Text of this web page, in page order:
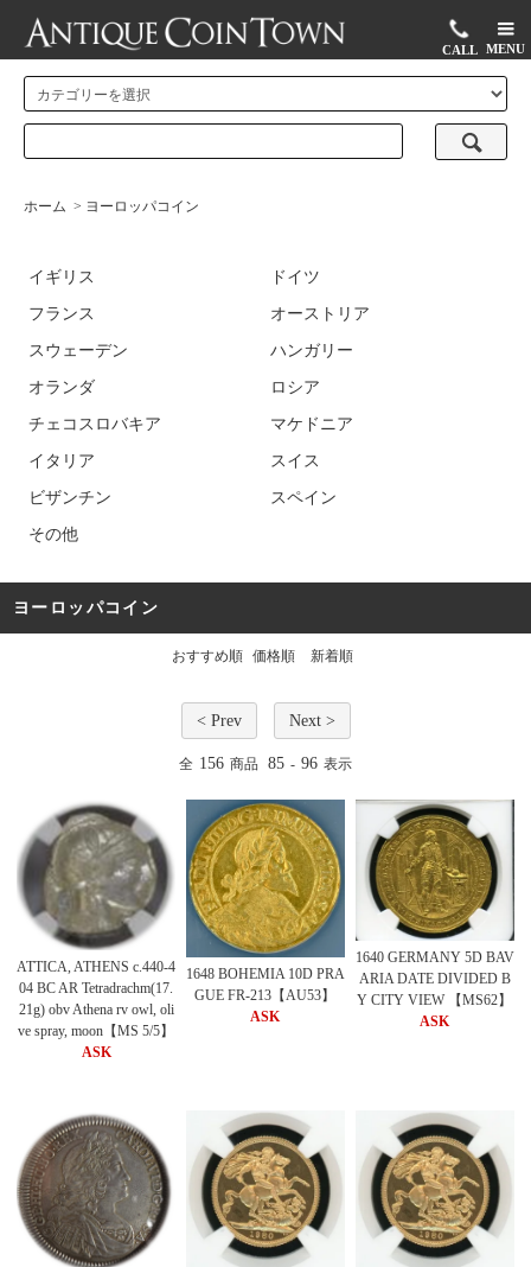
CALL MENU
ホーム > ヨーロッパコイン
イギリス ドイツ
フランス オーストリア
スウェーデン ハンガリー
オランダ ロシア
チェコスロバキア マケドニア
イタリア スイス
ビザンチン スペイン
その他
ヨーロッパコイン
おすすめ順 価格順 新着順
< Prev Next >
全 156 商品 85 - 96 表示
ATTICA, ATHENS c.440-4
04 BC AR Tetradrachm(17.
21g) obv Athena rv owl, oli
ve spray, moon【MS 5/5】
ASK
1648 BOHEMIA 10D PRA
GUE FR-213【AU53】
ASK
1640 GERMANY 5D BAV
ARIA DATE DIVIDED B
Y CITY VIEW 【MS62】
ASK